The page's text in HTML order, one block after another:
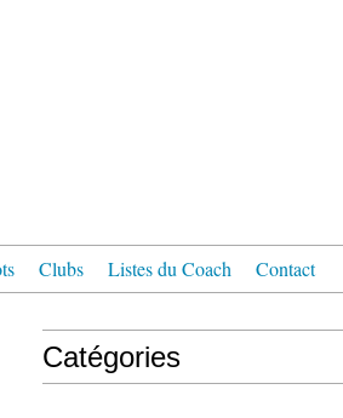
Clubs Listes du Coach Contact
Catégories